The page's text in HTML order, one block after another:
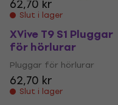
62,70 kr
Slut i lager
XVive T9 S1 Pluggar
för hörlurar
Pluggar för hörlurar
62,70 kr
Slut i lager